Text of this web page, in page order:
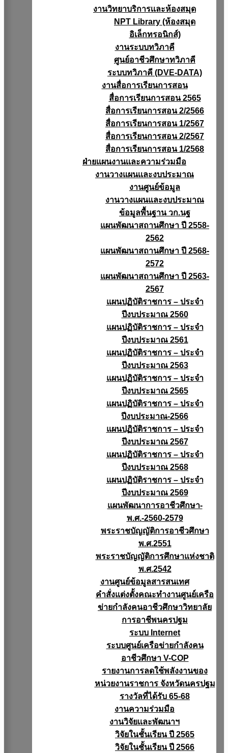
งานวิทยาบริการเเละห้องสมุด
NPT Library (ห้องสมุด
อิเล็กทรอนิกส์)
งานระบบทวิภาคี
ศูนย์อาชีวศึกษาทวิภาคี
ระบบทวิภาคี (DVE-DATA)
งานสื่อการเรียนการสอน
สื่อการเรียนการสอน 2565
สื่อการเรียนการสอน 2/2566
สื่อการเรียนการสอน 1/2567
สื่อการเรียนการสอน 2/2567
สื่อการเรียนการสอน 1/2568
ฝ่ายแผนงานเเละความร่วมมือ
งานวางแผนเเละงบประมาณ
งานศูนย์ข้อมูล
งานวางแผนและงบประมาณ
ข้อมูลพื้นฐาน วก.นฐ
แผนพัฒนาสถานศึกษา ปี 2558-
2562
แผนพัฒนาสถานศึกษา ปี 2568-
2572
แผนพัฒนาสถานศึกษา ปี 2563-
2567
แผนปฏิบัติราชการ – ประจำ
ปีงบประมาณ 2560
แผนปฏิบัติราชการ – ประจำ
ปีงบประมาณ 2561
แผนปฏิบัติราชการ – ประจำ
ปีงบประมาณ 2563
แผนปฏิบัติราชการ – ประจำ
ปีงบประมาณ 2565
แผนปฏิบัติราชการ – ประจำ
ปีงบประมาณ-2566
แผนปฏิบัติราชการ – ประจำ
ปีงบประมาณ 2567
แผนปฏิบัติราชการ – ประจำ
ปีงบประมาณ 2568
แผนปฏิบัติราชการ – ประจำ
ปีงบประมาณ 2569
แผนพัฒนาการอาชีวศึกษา-
พ.ศ.-2560-2579
พระราชบัญญัติการอาชีวศึกษา
พ.ศ.2551
พระราชบัญญัติการศึกษาแห่งชาติ
พ.ศ.2542
งานศูนย์ข้อมูลสารสนเทศ
คำสั่งแต่งตั้งคณะทำงานศูนย์เครือ
ข่ายกำลังคนอาชีวศึกษาวิทยาลัย
การอาชีพนครปฐม
ระบบ Internet
ระบบศูนย์เครือข่ายกำลังคน
อาชีวศึกษา V-COP
รายงานการลดใช้พลังงานของ
หน่วยงานราชการ จังหวัดนครปฐม
รางวัลที่ได้รับ 65-68
งานความร่วมมือ
งานวิจัยเเละพัฒนาฯ
วิจัยในชั้นเรียน ปี 2565
วิจัยในชั้นเรียน ปี 2566